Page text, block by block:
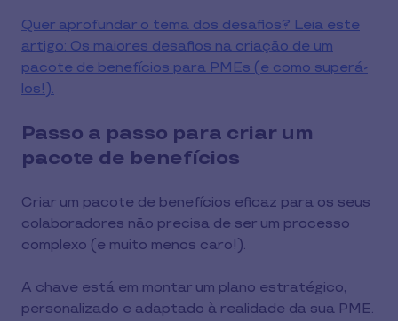
Quer aprofundar o tema dos desafios? Leia este
artigo: Os maiores desafios na criação de um
pacote de benefícios para PMEs (e como superá-
los!).
Passo a passo para criar um
pacote de benefícios
Criar um pacote de benefícios eficaz para os seus
colaboradores não precisa de ser um processo
complexo (e muito menos caro!).
A chave está em montar um plano estratégico,
personalizado e adaptado à realidade da sua PME.